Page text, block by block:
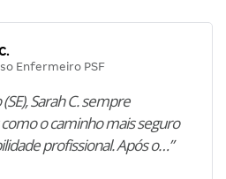
Enfermeiro PSF
Sarah C. sempre
o caminho mais seguro
profissional. Após o…”